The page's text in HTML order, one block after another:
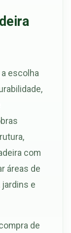
escolha
com
áreas de
e
de